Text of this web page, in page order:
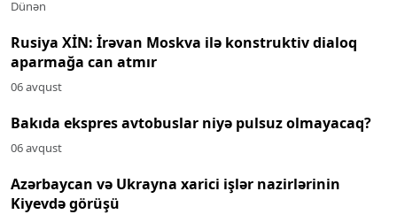
Dünən
Rusiya XİN: İrəvan Moskva ilə konstruktiv dialoq
aparmağa can atmır
06 avqust
Bakıda ekspres avtobuslar niyə pulsuz olmayacaq?
06 avqust
Azərbaycan və Ukrayna xarici işlər nazirlərinin
Kiyevdə görüşü